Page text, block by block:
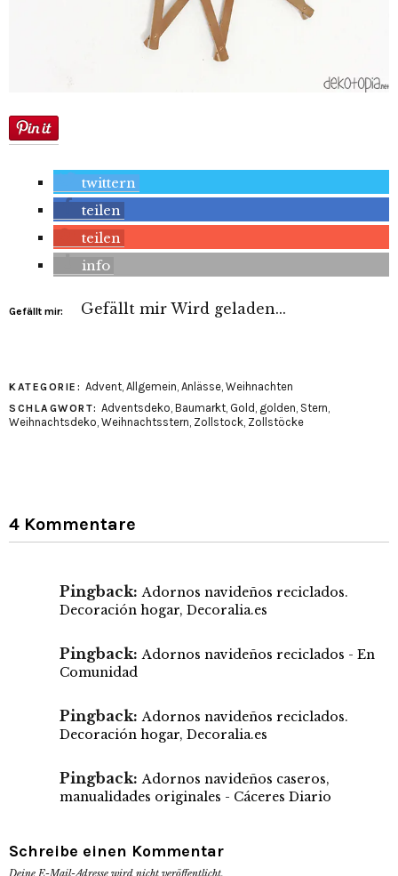
twittern
teilen
teilen
info
Gefällt mir: Gefällt mir Wird geladen...
KATEGORIE: Advent, Allgemein Anlässe, Weihnachten
SCHLAGWORT: Adventsdeko Baumarkt Gold golden Stern
Weihnachtsdeko Weihnachtsstern Zollstock Zollstöcke
4 Kommentare
Pingback: Adornos navideños reciclados.
Decoración hogar, Decoralia.es
Pingback: Adornos navideños reciclados - En
Comunidad
Pingback: Adornos navideños reciclados.
Decoración hogar, Decoralia.es
Pingback: Adornos navideños caseros,
manualidades originales - Cáceres Diario
Schreibe einen Kommentar
Deine E-Mail-Adresse wird nicht veröffentlicht.